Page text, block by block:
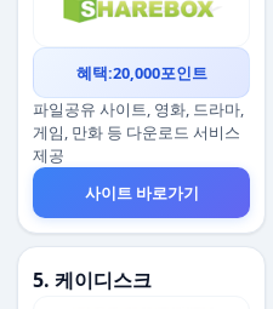
혜택:20,000포인트
파일공유 사이트, 영화, 드라마,
게임, 만화 등 다운로드 서비스
제공
사이트 바로가기
5. 케이디스크